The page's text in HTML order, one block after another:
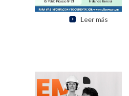
Leer más